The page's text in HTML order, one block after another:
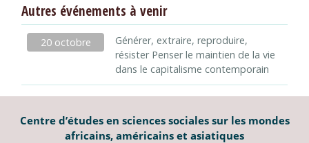
Autres événements à venir
20 octobre
Générer, extraire, reproduire,
résister Penser le maintien de la vie
dans le capitalisme contemporain
Centre d’études en sciences sociales sur les mondes
africains, américains et asiatiques